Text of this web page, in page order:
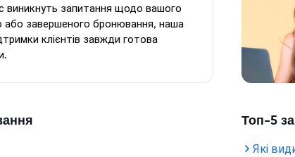
виникнуть запитання щодо вашого
або завершеного бронювання, наша
клієнтів завжди готова
Топ-5
Які